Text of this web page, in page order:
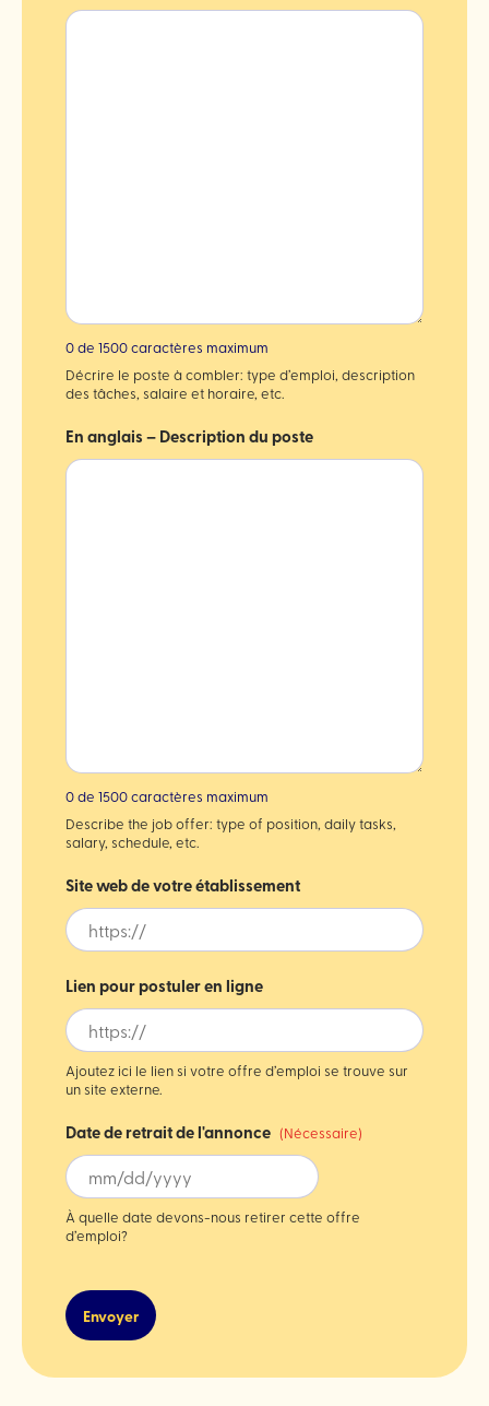
0 de 1500 caractères maximum
Décrire le poste à combler: type d’emploi, description
des tâches, salaire et horaire, etc.
En anglais – Description du poste
0 de 1500 caractères maximum
Describe the job offer: type of position, daily tasks,
salary, schedule, etc.
Site web de votre établissement
Lien pour postuler en ligne
Ajoutez ici le lien si votre offre d’emploi se trouve sur
un site externe.
Date de retrait de l'annonce (Nécessaire)
MM
slash
DD
À quelle date devons-nous retirer cette offre
d’emploi?
Envoyer